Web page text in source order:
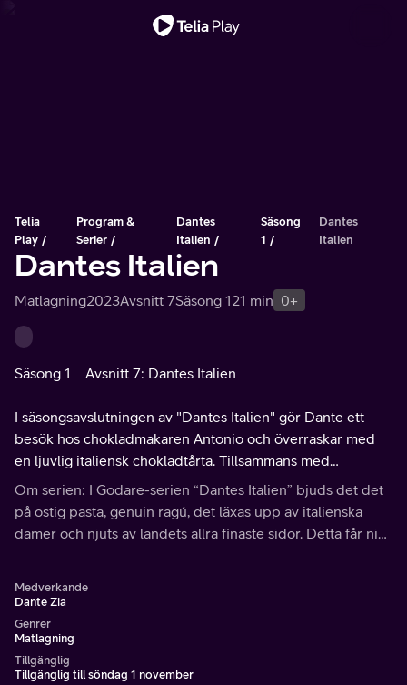
Telia
Play
Program &
Serier
Dantes
Italien
Säsong
1
Dantes
Italien
Dantes Italien
Matlagning2023Avsnitt 7Säsong 121 min 0+
Säsong 1 Avsnitt 7: Dantes Italien
I säsongsavslutningen av "Dantes Italien" gör Dante ett
besök hos chokladmakaren Antonio och överraskar med
en ljuvlig italiensk chokladtårta. Tillsammans med
återförenade vänner blir det en perfekt avslutning på
säsongen!
Om serien: I Godare-serien “Dantes Italien” bjuds det det
på ostig pasta, genuin ragú, det läxas upp av italienska
damer och njuts av landets allra finaste sidor. Detta får ni
Medverkande
Dante Zia
Genrer
Matlagning
Tillgänglig
Tillgänglig till söndag 1 november